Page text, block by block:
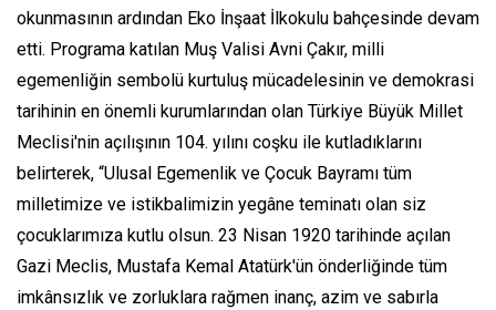
okunmasının ardından Eko İnşaat İlkokulu bahçesinde devam
etti. Programa katılan Muş Valisi Avni Çakır, milli
egemenliğin sembolü kurtuluş mücadelesinin ve demokrasi
tarihinin en önemli kurumlarından olan Türkiye Büyük Millet
Meclisi'nin açılışının 104. yılını coşku ile kutladıklarını
belirterek, “Ulusal Egemenlik ve Çocuk Bayramı tüm
milletimize ve istikbalimizin yegâne teminatı olan siz
çocuklarımıza kutlu olsun. 23 Nisan 1920 tarihinde açılan
Gazi Meclis, Mustafa Kemal Atatürk'ün önderliğinde tüm
imkânsızlık ve zorluklara rağmen inanç, azim ve sabırla